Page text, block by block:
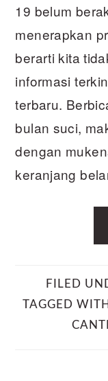
19 belum
menerapkan
berarti kita
informasi
terbaru.
bulan suci,
dengan
keranjang
FILED
TAGGED